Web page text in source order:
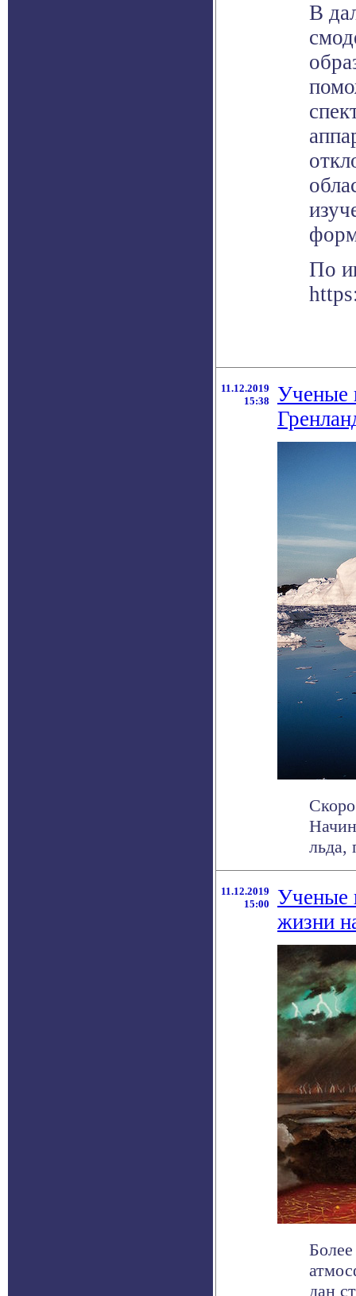
В
По
11.12.2019
15:38
Ученые
льда,
11.12.2019
15:00
Ученые
жизни
дан